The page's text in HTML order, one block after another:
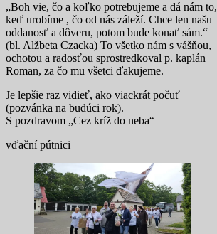
„Boh vie, čo a koľko potrebujeme a dá nám to,
keď urobíme , čo od nás záleží. Chce len našu
oddanosť a dôveru, potom bude konať sám.“
(bl. Alžbeta Czacka) To všetko nám s vášňou,
ochotou a radosťou sprostredkoval p. kaplán
Roman, za čo mu všetci ďakujeme.
Je lepšie raz vidieť, ako viackrát počuť
(pozvánka na budúci rok).
S pozdravom „Cez kríž do neba“
vďační pútnici